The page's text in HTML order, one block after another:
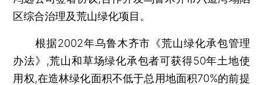
区综合治理及荒山绿化项目。
根据2002年乌鲁木齐市《荒山绿化承包管理
办法》,荒山和草场绿化承包者可获得50年土地使
用权,在造林绿化面积不低于总用地面积70%的前提